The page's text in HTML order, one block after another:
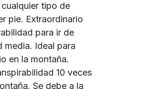
tipo de
pie. Extraordinario
para ir de
media. Ideal para
en la montaña.
10 veces
Se debe a la